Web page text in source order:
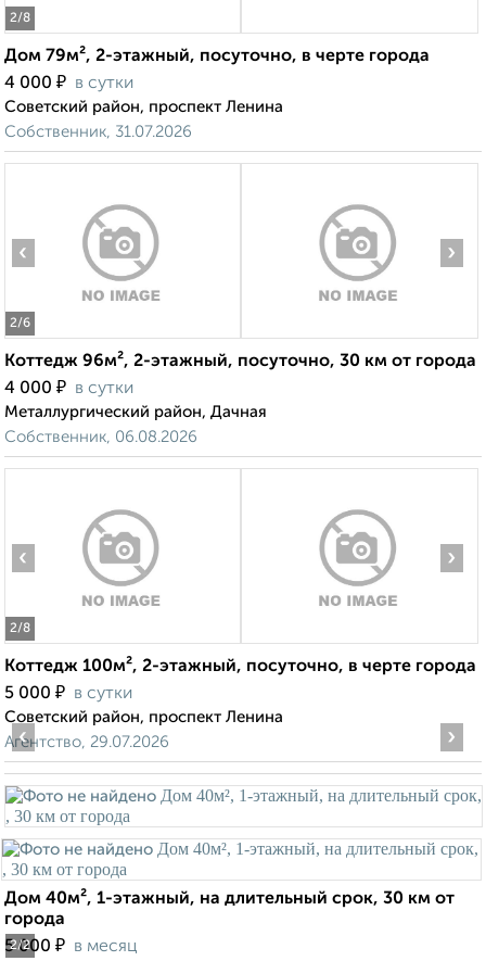
2/8
Дом 79м², 2-этажный, посуточно, в черте города
4 000 ₽ в сутки
Советский район, проспект Ленина
Собственник, 31.07.2026
2/6
‹ ›
Коттедж 96м², 2-этажный, посуточно, 30 км от города
4 000 ₽ в сутки
Металлургический район, Дачная
Собственник, 06.08.2026
2/8
‹ ›
Коттедж 100м², 2-этажный, посуточно, в черте города
5 000 ₽ в сутки
Советский район, проспект Ленина
Агентство, 29.07.2026
2/2
‹ ›
Дом 40м², 1-этажный, на длительный срок, 30 км от
города
5 000 ₽ в месяц